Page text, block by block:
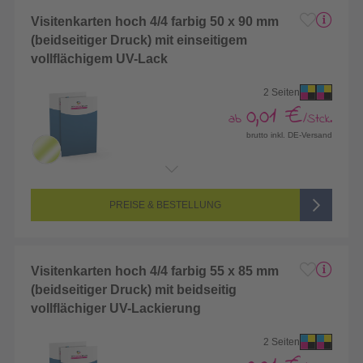
Visitenkarten hoch 4/4 farbig 50 x 90 mm
(beidseitiger Druck) mit einseitigem
vollflächigem UV-Lack
2 Seiten
ab 0,01 €/Stck.
brutto inkl. DE-Versand
Seitenanzahl: 2-seitig (Vorderseite und Rückseite bedruckt)
4/4-farbig CMYK (vollfarbig bedruckt)
PREISE & BESTELLUNG
Visitenkarten hoch 4/4 farbig 55 x 85 mm
(beidseitiger Druck) mit beidseitig
vollflächiger UV-Lackierung
2 Seiten